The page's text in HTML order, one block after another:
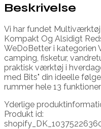
Beskrivelse
Vi har fundet Multiværktøj
Kompakt Og Alsidigt
WeDoBetter i kategorien
camping, fisketur,
praktisk værktøj i
med Bits" din ideelle
rummer hele 13
Yderlige
Produkt id: